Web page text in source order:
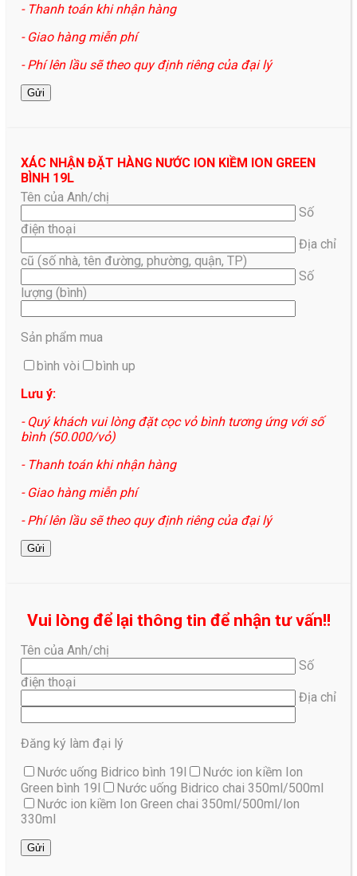
- Thanh toán khi nhận hàng
- Giao hàng miễn phí
- Phí lên lầu sẽ theo quy định riêng của đại lý
XÁC NHẬN ĐẶT HÀNG NƯỚC ION KIỀM ION GREEN
BÌNH 19L
Tên của Anh/chị
Số
điện thoại
Địa chỉ
cũ (số nhà, tên đường, phường, quận, TP)
Số
lượng (bình)
Sản phẩm mua
bình vòi
bình up
Lưu ý:
- Quý khách vui lòng đặt cọc vỏ bình tương ứng với số
bình (50.000/vỏ)
- Thanh toán khi nhận hàng
- Giao hàng miễn phí
- Phí lên lầu sẽ theo quy định riêng của đại lý
Vui lòng để lại thông tin để nhận tư vấn!!
Tên của Anh/chị
Số
điện thoại
Địa chỉ
Đăng ký làm đại lý
Nước uống Bidrico bình 19l
Nước ion kiềm Ion
Green bình 19l
Nước uống Bidrico chai 350ml/500ml
Nước ion kiềm Ion Green chai 350ml/500ml/lon
330ml